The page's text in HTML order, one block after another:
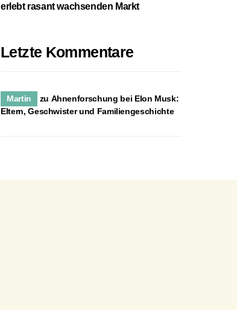
erlebt rasant wachsenden Markt
Letzte Kommentare
Martin zu Ahnenforschung bei Elon Musk:
Eltern, Geschwister und Familiengeschichte